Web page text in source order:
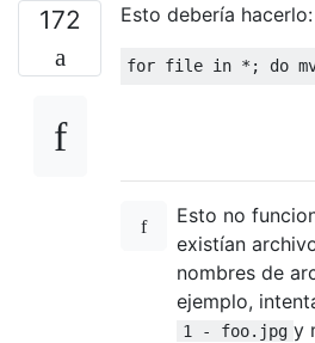
172 Esto debería hacerlo:
Esto no
existían
nombres de
ejemplo,
1 - foo.jpg y